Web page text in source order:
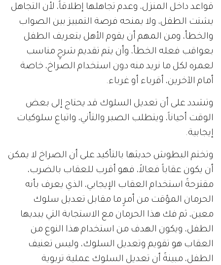
قواعد داخل المنزل، وعدم تجاهلها إطلاقاً، لأن التجاهل
يشتت الطفل، ولا يمنحه فرصة التمييز بين الصواب
والخطأ، ومن المهم أن يقوم الأهل بتعريف الطفل
بعواقب فعله الخطأ، وأن يتم تقديم شرحٍ مناسب
لعمره لكل ما نريد منه دون استخدام الصراخ، خاصة
أمام الآخرين، أقرباء أو غرباء.
وتشدد على أن تعديل السلوك قد يحتاج إلى بعض
الوقت أحياناً، ويتطلب الصبر والتأني، واتباع سلوكيات
إيجابية.
وتختم البطوش حديثها بالتأكيد على أن الصراخ لا يمكن
أن يكون عقاباً فعالاً، فهو أقرب للعقاب بالضرب،
مقترحةً استخدام العقاب الإيجابي، الذي يعرف بأنه
الحرمان المؤقت من أمرٍ ما مقابل تعديل سلوك
معين، ثم فك هذا الحرمان مع الاستجابة التي يبديها
الطفل، ويكون الهدف من استخدام هذا النوع من
العقاب هو تقويم وتعديل السلوك، وليس تعنيف
الطفل، مبينةً أن تعديل السلوك عملية تربوية